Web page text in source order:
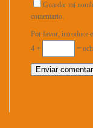
Guardar mi
comentario.
Por favor, introduce
4 +
=